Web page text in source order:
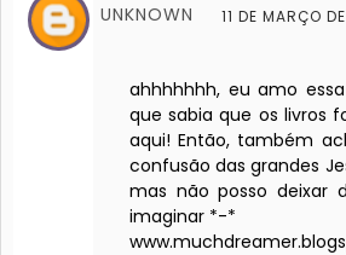
UNKNOWN 11 DE MARÇO
ahhhhhhh, eu amo
que sabia que os livros
aqui! Então, também
confusão das grandes
mas não posso deixar
imaginar *-*